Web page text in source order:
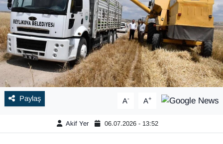
Paylaş A- A+
Akif Yer 06.07.2026 - 13:52